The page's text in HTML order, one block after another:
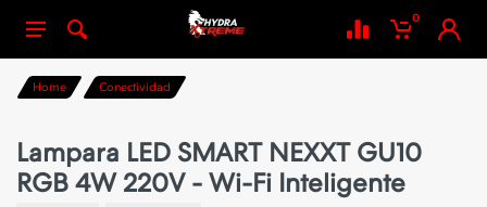
0
Home Conectividad
Lampara LED SMART NEXXT GU10
RGB 4W 220V - Wi-Fi Inteligente